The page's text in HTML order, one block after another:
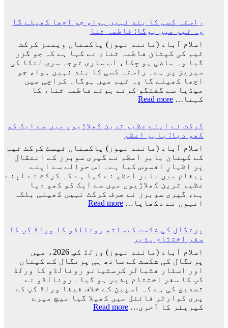
لاکھ
افراد
کے
دستخط
فائنل
میں
شکست
کے
بعد
لیونل
میسی
ٹیم
کے
واپس
کیوں
گئے؟
وجہ
سامنے
آ
گئی
راستہ کسی کا بند نہیں ہوا، جو اچھا کھیلے گا
وہ ٹیم میں ہوگا: فاطمہ ثنا
اسلام آباد (مانند نیوز) پاکستان ویمنز کرکٹ
ٹیم کی کپتان فاطمہ ثناء نے کہا ہے کہ جو گزر
گیا وہ ماضی ہو چکا، اب ساری توجہ سری لنکا کی
سیریز پر ہے۔ راستہ کسی کا بند نہیں ہوا، جو
اچھا کھیلے گا وہ ٹیم میں ہوگا۔ کراچی میں
میڈیا سے گفتگو کرتے ہوئے فاطمہ ثناء کا
کہنا… Read more
:
کا
بند
ہوا،
جو
اچھا
کھیلے
گا
وہ
ٹیم
ہوگا:
فاطمہ
ثنا
کرکٹ نے اپنے عظیم ترین کھلاڑیوں میں سے ایک کو
کھو دیا: بابر اعظم
اسلام آباد (مانند نیوز) پاکستان ٹیسٹ کرکٹ ٹیم
کے کپتان بابر اعظم نے گیری سوبرز کے انتقال
پر اظہارِ افسوس کیا ہے۔ اس حوالے سے اپنے
پیغام میں بابر اعظم نے کہا ہے کہ کرکٹ نے اپنے
عظیم ترین کھلاڑیوں میں سے ایک کو کھو دیا
ہے، گیری سوبرز نے صرف کرکٹ نہیں کھیلی بلکہ
انہوں نے دکھایا… Read more
:
اپنے
ترین
کھلاڑیوں
میں
سے
ایک
کو
کھو
پرتگال کی شکست کیساتھ رونالڈو کا ورلڈ کپ کا
سفر اختتام پذیر
اسلام آباد (مانند نیوز) ورلڈ کپ 2026ء میں
پرتگال کی شکست کے ساتھ ہی پرتگال کے کپتان
اور اسٹار فٹبالر کرسٹیانو رونالڈو کا ورلڈ
کپ کا سفر اختتام پذیر ہو گیا۔ رونالڈو نے
تصدیق کی ہے کہ اسپین کے خلاف فیفا ورلڈ کپ کے
پری کوارٹر فائنل میں کھیلا گیا میچ میرے
کیریئر کا آخری… Read more
: